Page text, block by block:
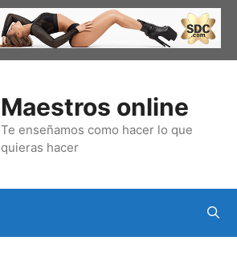
Maestros online
Te enseñamos como hacer lo que
quieras hacer